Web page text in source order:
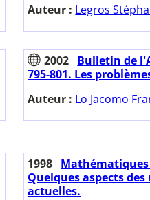
Auteur : Legros
2002 Bulletin de
795-801. Les
Auteur : Lo Jacomo
1998 Mathématiques
Quelques aspects
actuelles.